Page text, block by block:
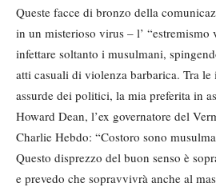
Queste facce di bronzo della
in un misterioso virus – l’ “estremismo
infettare soltanto i musulmani,
atti casuali di violenza barbarica. Tra
assurde dei politici, la mia preferita in
Howard Dean, l’ex governatore del
Charlie Hebdo: “Costoro sono
Questo disprezzo del buon senso è
e prevedo che sopravvivrà anche al